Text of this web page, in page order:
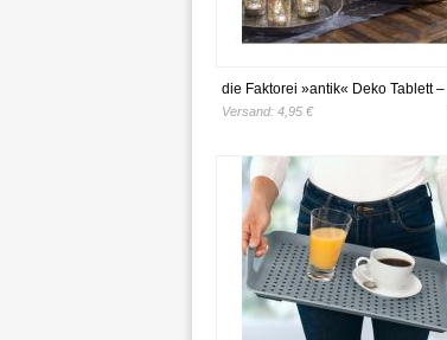
die Faktorei »antik« Deko Tablett –
erhältlich in 2 Ausführungen
Versand: 4,95 €